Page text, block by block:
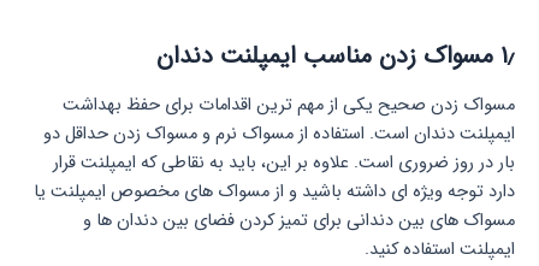
۱٫ مسواک زدن مناسب ایمپلنت دندان
مسواک زدن صحیح یکی از مهم ترین اقدامات برای حفظ بهداشت
ایمپلنت دندان است. استفاده از مسواک نرم و مسواک زدن حداقل دو
بار در روز ضروری است. علاوه بر این، باید به نقاطی که ایمپلنت قرار
دارد توجه ویژه ای داشته باشید و از مسواک های مخصوص ایمپلنت یا
مسواک های بین دندانی برای تمیز کردن فضای بین دندان ها و
ایمپلنت استفاده کنید.